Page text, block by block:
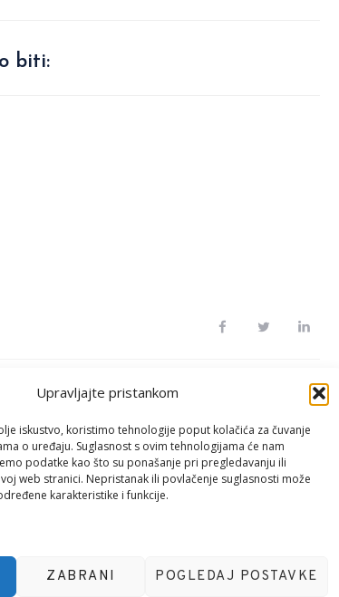
Upravljajte pristankom
iskustvo, koristimo tehnologije poput kolačića za čuvanje
o uređaju. Suglasnost s ovim tehnologijama će nam
podatke kao što su ponašanje pri pregledavanju ili
web stranici. Nepristanak ili povlačenje suglasnosti može
karakteristike i funkcije.
ZABRANI POGLEDAJ POSTAVKE
biti:
NEXT POST
Anquadropologija